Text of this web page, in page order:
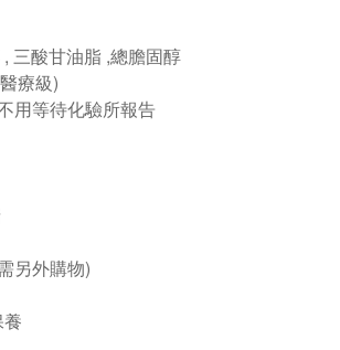
三酸甘油脂 ,總膽固醇
療級)
用等待化驗所報告
另外購物)